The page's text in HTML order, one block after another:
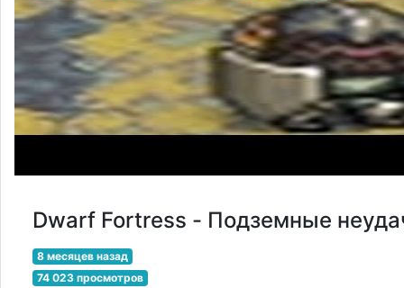
Dwarf Fortress - Подземные
8 месяцев назад
74 023 просмотров